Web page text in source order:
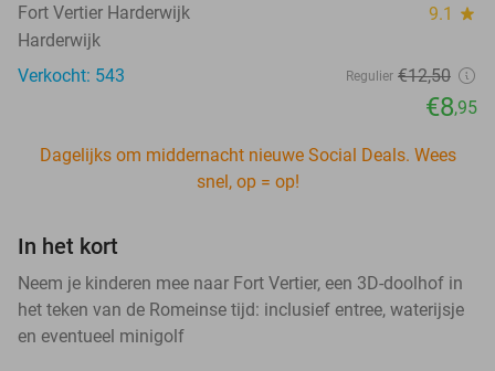
Fort Vertier Harderwijk 9.1 star
Harderwijk
Verkocht: 543
Regulier €12,50
€8,95
Dagelijks om middernacht nieuwe Social Deals. Wees
snel, op = op!
In het kort
Neem je kinderen mee naar Fort Vertier, een 3D-doolhof in
het teken van de Romeinse tijd: inclusief entree, waterijsje
en eventueel minigolf